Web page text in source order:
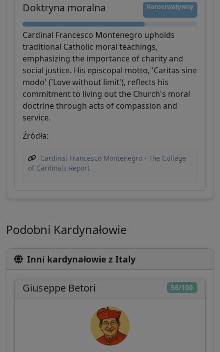
Doktryna moralna Konserwatywny
Cardinal Francesco Montenegro upholds
traditional Catholic moral teachings,
emphasizing the importance of charity and
social justice. His episcopal motto, 'Caritas sine
modo' ('Love without limit'), reflects his
commitment to living out the Church's moral
doctrine through acts of compassion and
service.
Źródła:
Cardinal Francesco Montenegro - The College
of Cardinals Report
Podobni Kardynałowie
Inni kardynałowie z Italy
56/100
Giuseppe Betori